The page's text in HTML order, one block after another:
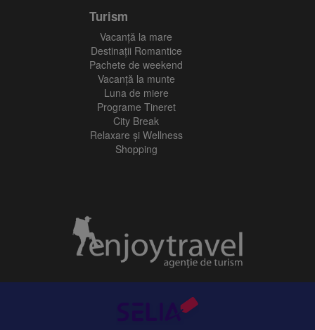
Turism
Vacanţă la mare
Destinații Romantice
Pachete de weekend
Vacanță la munte
Luna de miere
Programe Tineret
City Break
Relaxare și Wellness
Shopping